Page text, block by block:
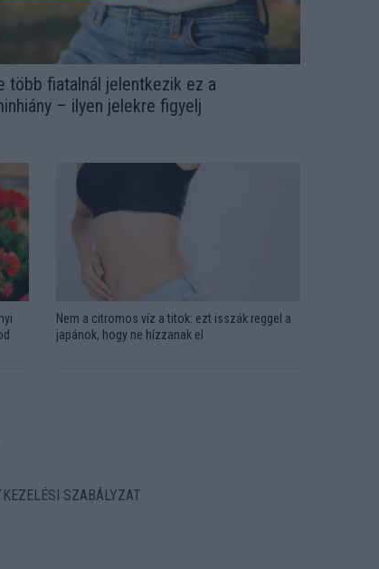
több fiatalnál jelentkezik ez a
– ilyen jelekre figyelj
Nem a citromos víz a titok: ezt isszák reggel a
japánok, hogy ne hízzanak el
SZABÁLYZAT